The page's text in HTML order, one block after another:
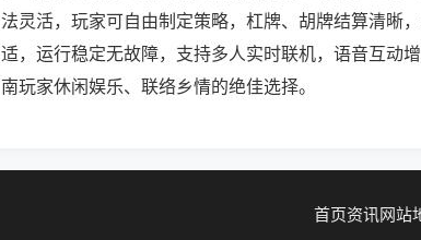
法灵活，玩家可自由制定策略，杠牌、胡牌结算清晰
适，运行稳定无故障，支持多人实时联机，语音互动
南玩家休闲娱乐、联络乡情的绝佳选择。
首页资讯网站